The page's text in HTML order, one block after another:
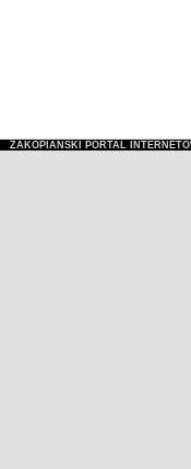
ZAKOPIAŃSKI PORTAL